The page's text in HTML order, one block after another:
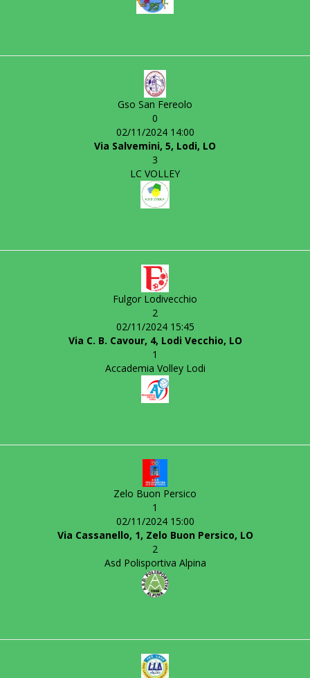
Gso San Fereolo
0
02/11/2024 14:00
Via Salvemini, 5, Lodi, LO
3
LC VOLLEY
Fulgor Lodivecchio
2
02/11/2024 15:45
Via C. B. Cavour, 4, Lodi Vecchio, LO
1
Accademia Volley Lodi
Zelo Buon Persico
1
02/11/2024 15:00
Via Cassanello, 1, Zelo Buon Persico, LO
2
Asd Polisportiva Alpina